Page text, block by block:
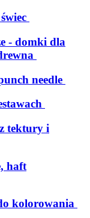
- domki dla
needle
tektury i
haft
kolorowania